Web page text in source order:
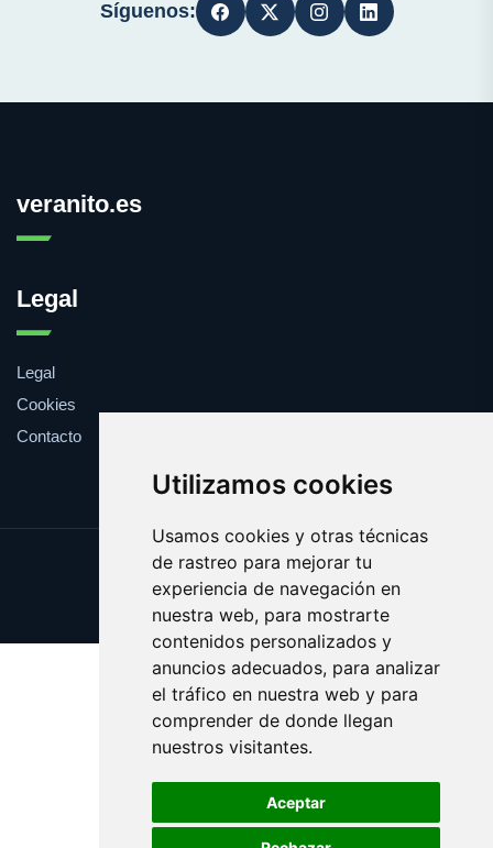
Utilizamos cookies
Usamos cookies y otras técnicas
de rastreo para mejorar tu
experiencia de navegación en
nuestra web, para mostrarte
contenidos personalizados y
anuncios adecuados, para analizar
el tráfico en nuestra web y para
comprender de donde llegan
nuestros visitantes.
Aceptar
Síguenos:
veranito.es
Legal
Legal
Cookies
Contacto
Update cookies preferences
Copyright © 2025 veranito.es